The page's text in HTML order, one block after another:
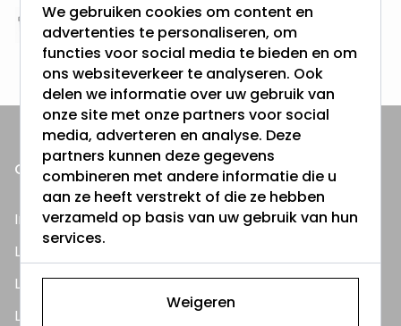
Altijd uit eigen voorraad
3000m2 - 60.000+ Producten
ONZE PRODUCTEN
Inbouwspots
LED Lampen
LED TL Buizen
LED Panelen
We gebruiken cookies om content en
advertenties te personaliseren, om
functies voor social media te bieden en om
ons websiteverkeer te analyseren. Ook
delen we informatie over uw gebruik van
onze site met onze partners voor social
media, adverteren en analyse. Deze
partners kunnen deze gegevens
combineren met andere informatie die u
aan ze heeft verstrekt of die ze hebben
verzameld op basis van uw gebruik van hun
services.
Weigeren